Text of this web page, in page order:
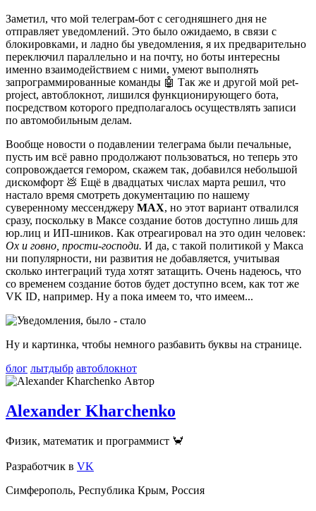
Заметил, что мой телеграм-бот с сегодняшнего дня не
отправляет уведомлений. Это было ожидаемо, в связи с
блокировками, и ладно бы уведомления, я их предварительно
переключил параллельно и на почту, но боты интересны
именно взаимодействием с ними, умеют выполнять
запрограммированные команды 🤖 Так же и другой мой pet-
project, автоблокнот, лишился функционирующего бота,
посредством которого предполагалось осуществлять записи
по автомобильным делам.
Вообще новости о подавлении телеграма были печальные,
пусть им всё равно продолжают пользоваться, но теперь это
сопровождается гемором, скажем так, добавился небольшой
дискомфорт 💩 Ещё в двадцатых числах марта решил, что
настало время смотреть документацию по нашему
суверенному мессенджеру MAX, но этот вариант отвалился
сразу, поскольку в Максе создание ботов доступно лишь для
юр.лиц и ИП-шников. Как отреагировал на это один человек:
Ох и говно, прости-господи. И да, с такой политикой у Макса
ни популярности, ни развития не добавляется, учитывая
сколько интеграций туда хотят затащить. Очень надеюсь, что
со временем создание ботов будет доступно всем, как тот же
VK ID, например. Ну а пока имеем то, что имеем...
Ну и картинка, чтобы немного разбавить буквы на странице.
блог лытдыбр автоблокнот
Автор
Alexander Kharchenko
Физик, математик и программист 🦀
Разработчик в VK
Симферополь, Республика Крым, Россия